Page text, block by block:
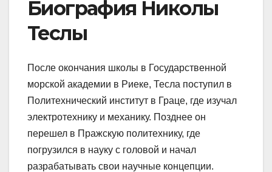
Биография Николы
Теслы
После окончания школы в Государственной
морской академии в Риеке, Тесла поступил в
Политехнический институт в Граце, где изучал
электротехнику и механику. Позднее он
перешел в Пражскую политехнику, где
погрузился в науку с головой и начал
разрабатывать свои научные концепции.